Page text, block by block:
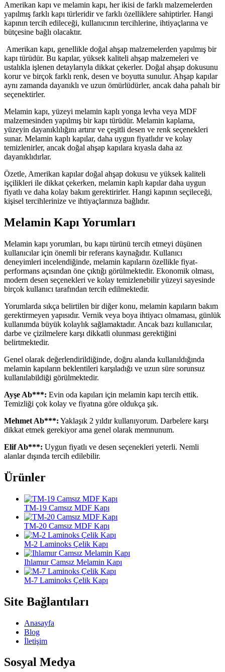
Amerikan kapı ve melamin kapı, her ikisi de farklı malzemelerden
yapılmış farklı kapı türleridir ve farklı özelliklere sahiptirler. Hangi
kapının tercih edileceği, kullanıcının tercihlerine, ihtiyaçlarına ve
bütçesine bağlı olacaktır.
Amerikan kapı, genellikle doğal ahşap malzemelerden yapılmış bir
kapı türüdür. Bu kapılar, yüksek kaliteli ahşap malzemeleri ve
ustalıkla işlenen detaylarıyla dikkat çekerler. Doğal ahşap dokusunu
korur ve birçok farklı renk, desen ve boyutta sunulur. Ahşap kapılar
aynı zamanda dayanıklı ve uzun ömürlüdürler, ancak daha pahalı bir
seçenektirler.
Melamin kapı, yüzeyi melamin kaplı yonga levha veya MDF
malzemesinden yapılmış bir kapı türüdür. Melamin kaplama,
yüzeyin dayanıklılığını artırır ve çeşitli desen ve renk seçenekleri
sunar. Melamin kaplı kapılar, daha uygun fiyatlıdır ve kolay
temizlenirler, ancak doğal ahşap kapılara kıyasla daha az
dayanıklıdırlar.
Özetle, Amerikan kapılar doğal ahşap dokusu ve yüksek kaliteli
işçilikleri ile dikkat çekerken, melamin kaplı kapılar daha uygun
fiyatlı ve daha kolay bakım gerektirirler. Hangi kapının seçileceği,
kişisel tercihlerinize ve ihtiyaçlarınıza bağlıdır.
Melamin Kapı Yorumları
Melamin kapı yorumları, bu kapı türünü tercih etmeyi düşünen
kullanıcılar için önemli bir referans kaynağıdır. Kullanıcı
deneyimleri incelendiğinde, melamin kapıların özellikle fiyat-
performans açısından öne çıktığı görülmektedir. Ekonomik olması,
modern desen seçenekleri ve kolay temizlenebilir yüzeyi sayesinde
birçok kullanıcı tarafından tercih edilmektedir.
Yorumlarda sıkça belirtilen bir diğer konu, melamin kapıların bakım
gerektirmeyen yapısıdır. Vernik veya boya ihtiyacı olmaması, günlük
kullanımda büyük kolaylık sağlamaktadır. Ancak bazı kullanıcılar,
darbe ve çizilmelere karşı dikkatli olunması gerektiğini
belirtmektedir.
Genel olarak değerlendirildiğinde, doğru alanda kullanıldığında
melamin kapıların beklentileri karşıladığı ve uzun süre sorunsuz
kullanılabildiği görülmektedir.
Ayşe Ab***: Evin oda kapıları için melamin kapı tercih ettik.
Temizliği çok kolay ve fiyatına göre oldukça şık.
Mehmet Ab***: Yaklaşık 2 yıldır kullanıyorum. Darbelere karşı
dikkat etmek gerekiyor ama genel olarak memnunum.
Elif Ab***: Uygun fiyatlı ve desen seçenekleri yeterli. Nemli
alanlar dışında tercih edilebilir.
Ürünler
TM-19 Camsız MDF Kapı
TM-20 Camsız MDF Kapı
M-2 Laminoks Çelik Kapı
Ihlamur Camsız Melamin Kapı
M-7 Laminoks Çelik Kapı
Site Bağlantıları
Anasayfa
Blog
İletişim
Sosyal Medya